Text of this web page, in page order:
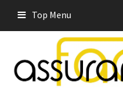
content
Top Menu